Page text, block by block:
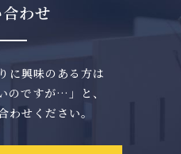
わせ
に興味のある方は
のですが…」と、
わせください。